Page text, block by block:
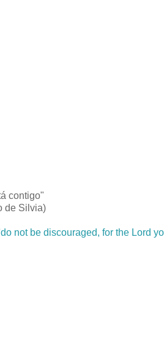
contigo"
de Silvia)
not be discouraged, for the Lord